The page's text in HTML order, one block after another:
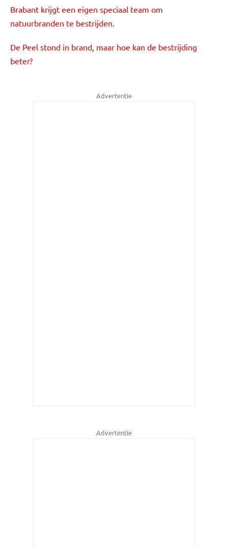
Brabant krijgt een eigen speciaal team om
natuurbranden te bestrijden.
De Peel stond in brand, maar hoe kan de bestrijding
beter?
Advertentie
Advertentie